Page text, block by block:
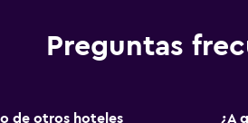
Preguntas
de otros hoteles ¿A